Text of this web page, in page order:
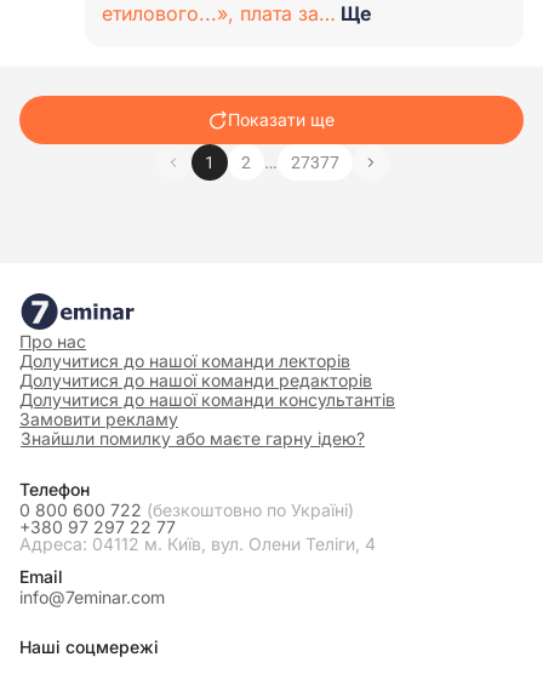
етилового...», плата за… Ще
Показати ще
1 2 … 27377
Про нас
Долучитися до нашої команди лекторів
Долучитися до нашої команди редакторів
Долучитися до нашої команди консультантів
Замовити рекламу
Знайшли помилку або маєте гарну ідею?
Телефон
0 800 600 722 (безкоштовно по Україні)
+380 97 297 22 77
Адреса: 04112 м. Київ, вул. Олени Теліги, 4
Email
info@7eminar.com
Наші соцмережі